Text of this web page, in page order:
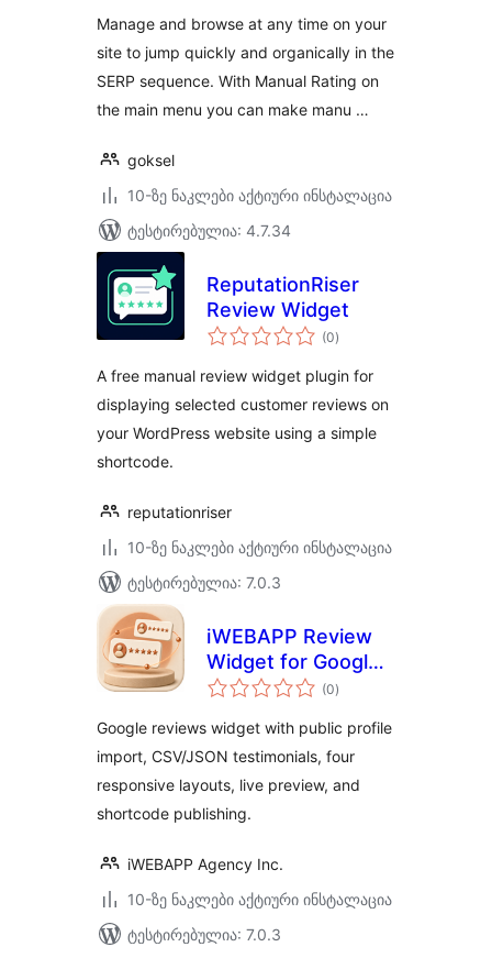
Manage and browse at any time on your
site to jump quickly and organically in the
SERP sequence. With Manual Rating on
the main menu you can make manu …
goksel
10-ზე ნაკლები აქტიური ინსტალაცია
ტესტირებულია: 4.7.34
ReputationRiser
Review Widget
(0საერთო
რეიტინგი
)
A free manual review widget plugin for
displaying selected customer reviews on
your WordPress website using a simple
shortcode.
reputationriser
10-ზე ნაკლები აქტიური ინსტალაცია
ტესტირებულია: 7.0.3
iWEBAPP Review
Widget for Google
Reviews
(0საერთო
რეიტინგი
)
Google reviews widget with public profile
import, CSV/JSON testimonials, four
responsive layouts, live preview, and
shortcode publishing.
iWEBAPP Agency Inc.
10-ზე ნაკლები აქტიური ინსტალაცია
ტესტირებულია: 7.0.3